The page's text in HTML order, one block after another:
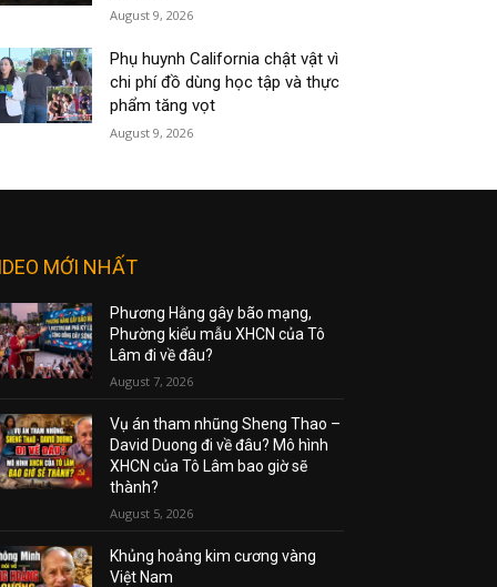
August 9, 2026
Phụ huynh California chật vật vì
chi phí đồ dùng học tập và thực
phẩm tăng vọt
August 9, 2026
MỚI NHẤT
Phương Hằng gây bão mạng,
Phường kiểu mẫu XHCN của Tô
Lâm đi về đâu?
August 7, 2026
Vụ án tham nhũng Sheng Thao –
David Duong đi về đâu? Mô hình
XHCN của Tô Lâm bao giờ sẽ
thành?
August 5, 2026
Khủng hoảng kim cương vàng
Việt Nam